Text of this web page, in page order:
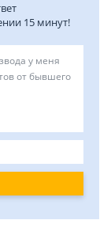
15 минут!